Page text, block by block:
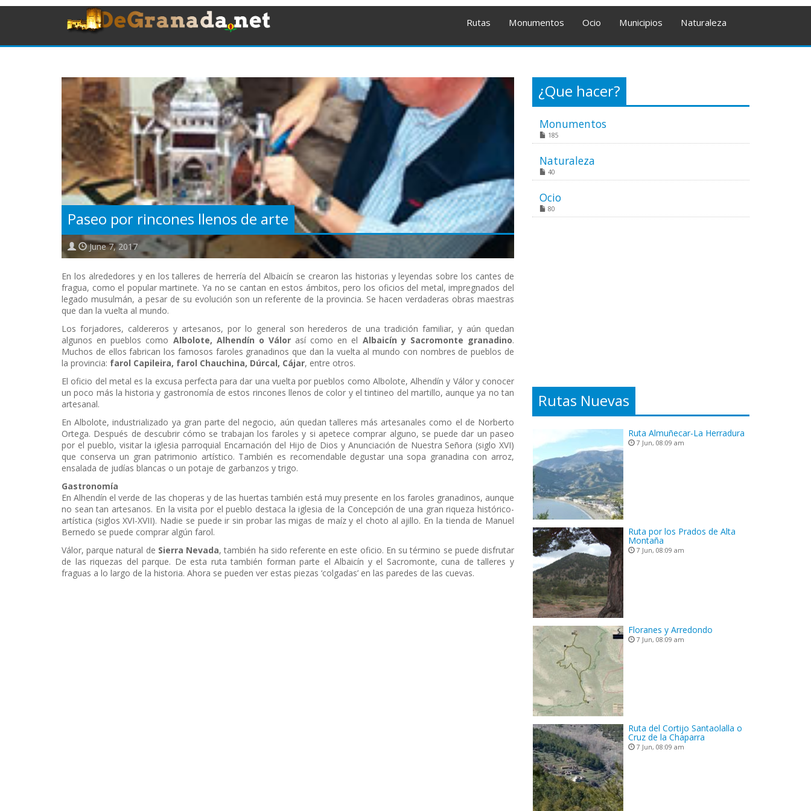
Rutas Monumentos Ocio Municipios Naturaleza
Paseo por rincones llenos de arte
June 7, 2017
En los alrededores y en los talleres de herrería del Albaicín se crearon las historias y leyendas sobre los cantes de
fragua, como el popular martinete. Ya no se cantan en estos ámbitos, pero los oficios del metal, impregnados del
legado musulmán, a pesar de su evolución son un referente de la provincia. Se hacen verdaderas obras maestras
que dan la vuelta al mundo.
Los forjadores, caldereros y artesanos, por lo general son herederos de una tradición familiar, y aún quedan
algunos en pueblos como Albolote, Alhendín o Válorasí como en el Albaicín y Sacromonte granadino.
Muchos de ellos fabrican los famosos faroles granadinos que dan la vuelta al mundo con nombres de pueblos de
la provincia: farol Capileira, farol Chauchina, Dúrcal, Cájar, entre otros.
El oficio del metal es la excusa perfecta para dar una vuelta por pueblos como Albolote, Alhendín y Válor y conocer
un poco más la historia y gastronomía de estos rincones llenos de color y el tintineo del martillo, aunque ya no tan
artesanal.
En Albolote, industrializado ya gran parte del negocio, aún quedan talleres más artesanales como el de Norberto
Ortega. Después de descubrir cómo se trabajan los faroles y si apetece comprar alguno, se puede dar un paseo
por el pueblo, visitar la iglesia parroquial Encarnación del Hijo de Dios y Anunciación de Nuestra Señora (siglo XVI)
que conserva un gran patrimonio artístico. También es recomendable degustar una sopa granadina con arroz,
ensalada de judías blancas o un potaje de garbanzos y trigo.
Gastronomía
En Alhendín el verde de las choperas y de las huertas también está muy presente en los faroles granadinos, aunque
no sean tan artesanos. En la visita por el pueblo destaca la iglesia de la Concepción de una gran riqueza histórico-
artística (siglos XVI-XVII). Nadie se puede ir sin probar las migas de maíz y el choto al ajillo. En la tienda de Manuel
Bernedo se puede comprar algún farol.
Válor, parque natural de Sierra Nevada, también ha sido referente en este oficio. En su término se puede disfrutar
de las riquezas del parque. De esta ruta también forman parte el Albaicín y el Sacromonte, cuna de talleres y
fraguas a lo largo de la historia. Ahora se pueden ver estas piezas ‘colgadas’ en las paredes de las cuevas.
¿Que hacer?
Monumentos
185
Naturaleza
40
Ocio
80
Rutas Nuevas
Ruta Almuñecar-La Herradura
7 Jun, 08:09 am
Ruta por los Prados de Alta
Montaña
7 Jun, 08:09 am
Floranes y Arredondo
7 Jun, 08:09 am
Ruta del Cortijo Santaolalla o
Cruz de la Chaparra
7 Jun, 08:09 am